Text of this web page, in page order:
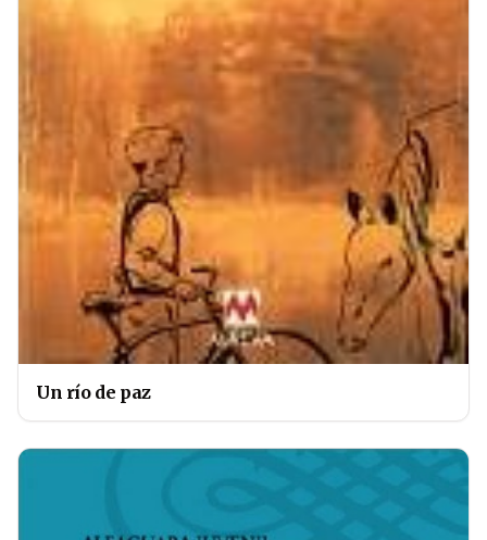
Un río de paz